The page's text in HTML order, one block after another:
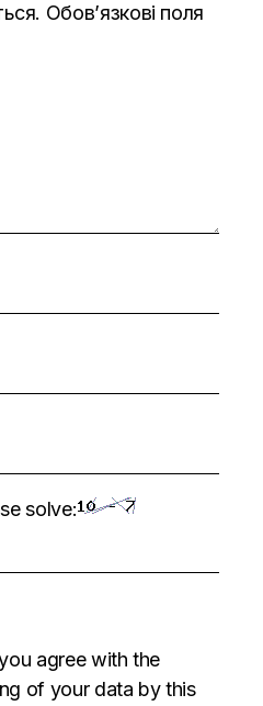
Обов’язкові поля
solve:
agree with the
of your data by this